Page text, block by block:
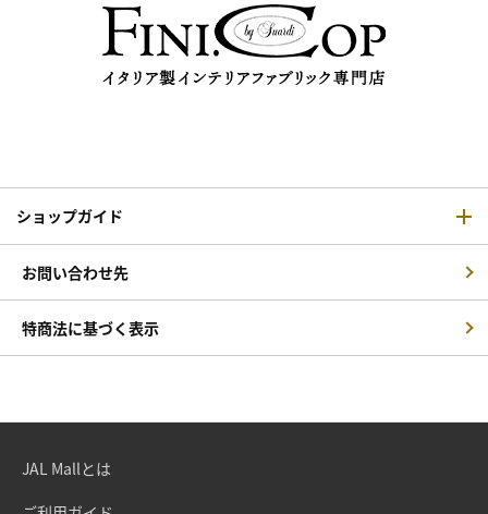
ショップガイド
お問い合わせ先
特商法に基づく表示
JAL Mallとは